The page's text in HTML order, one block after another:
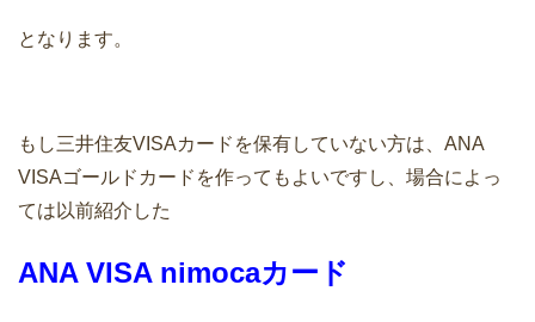
となります。
もし三井住友VISAカードを保有していない方は、ANA
VISAゴールドカードを作ってもよいですし、場合によっ
ては以前紹介した
ANA VISA nimocaカード